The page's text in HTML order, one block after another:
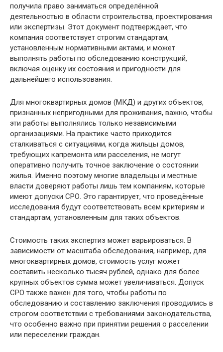
получила право заниматься определённой
деятельностью в области строительства, проектирования
или экспертизы. Этот документ подтверждает, что
компания соответствует строгим стандартам,
установленным нормативными актами, и может
выполнять работы по обследованию конструкций,
включая оценку их состояния и пригодности для
дальнейшего использования.
Для многоквартирных домов (МКД) и других объектов,
признанных непригодными для проживания, важно, чтобы
эти работы выполнялись только независимыми
организациями. На практике часто приходится
сталкиваться с ситуациями, когда жильцы домов,
требующих капремонта или расселения, не могут
оперативно получить точное заключение о состоянии
жилья. Именно поэтому многие владельцы и местные
власти доверяют работы лишь тем компаниям, которые
имеют допуски СРО. Это гарантирует, что проведённые
исследования будут соответствовать всем критериям и
стандартам, установленным для таких объектов.
Стоимость таких экспертиз может варьироваться. В
зависимости от масштаба обследования, например, для
многоквартирных домов, стоимость услуг может
составить несколько тысяч рублей, однако для более
крупных объектов сумма может увеличиваться. Допуск
СРО также важен для того, чтобы работы по
обследованию и составлению заключения проводились в
строгом соответствии с требованиями законодательства,
что особенно важно при принятии решения о расселении
или переселении граждан.